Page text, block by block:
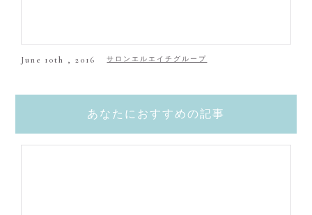
June 10th , 2016 サロンエルエイチグループ
あなたにおすすめの記事